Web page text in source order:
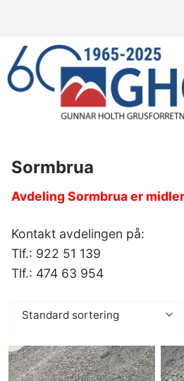
Sormbrua
Avdeling Sormbrua er
Kontakt avdelingen på:
Tlf.: 922 51 139
Tlf.: 474 63 954